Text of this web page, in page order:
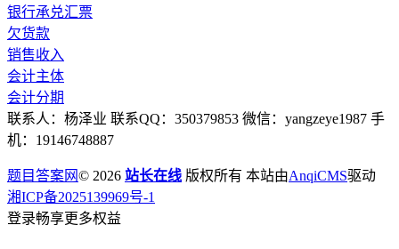
银行承兑汇票
欠货款
销售收入
会计主体
会计分期
联系人：杨泽业 联系QQ：350379853 微信：yangzeye1987 手
机：19146748887
题目答案网© 2026 站长在线 版权所有 本站由AnqiCMS驱动
湘ICP备2025139969号-1
登录畅享更多权益